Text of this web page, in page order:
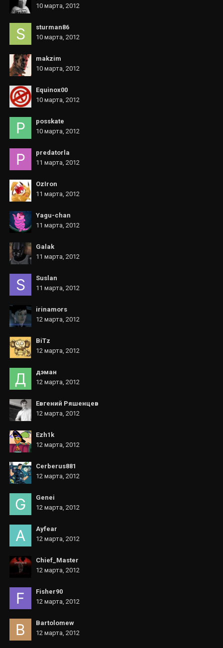
10 марта, 2012
sturman86
10 марта, 2012
makzim
10 марта, 2012
Equinox00
10 марта, 2012
posskate
10 марта, 2012
predatorla
11 марта, 2012
OzIron
11 марта, 2012
Yagu-chan
11 марта, 2012
Galak
11 марта, 2012
Suslan
11 марта, 2012
irinamors
12 марта, 2012
BiTz
12 марта, 2012
дэман
12 марта, 2012
Евгений Ряшенцев
12 марта, 2012
Ezh1k
12 марта, 2012
Cerberus881
12 марта, 2012
Genei
12 марта, 2012
Ayfear
12 марта, 2012
Chief_Master
12 марта, 2012
Fisher90
12 марта, 2012
Bartolomew
12 марта, 2012